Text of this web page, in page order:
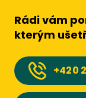
Rádi vám
kterým
+420